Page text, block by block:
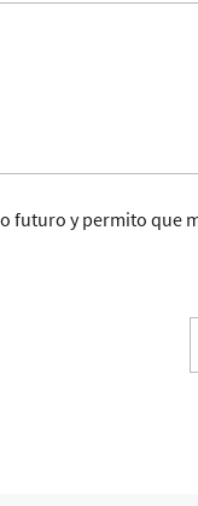
futuro y permito que